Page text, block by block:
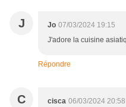
J Jo 07/03/2024 19:15
J'adore la cuisine
Répondre
C cisca 06/03/2024 20:58